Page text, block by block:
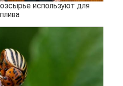
используют для